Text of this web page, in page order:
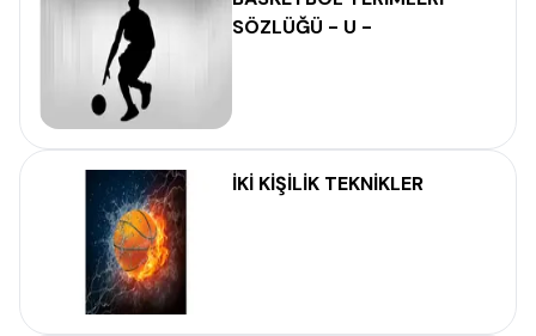
SÖZLÜĞÜ - U -
İKİ KİŞİLİK TEKNİKLER